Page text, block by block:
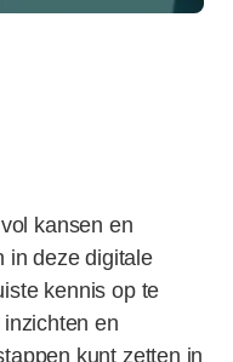
kansen en
in deze digitale
kennis op te
en
kunt zetten in